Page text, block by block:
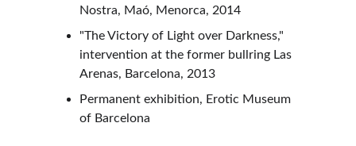
Nostra, Maó, Menorca, 2014
"The Victory of Light over Darkness,"
intervention at the former bullring Las
Arenas, Barcelona, 2013
Permanent exhibition, Erotic Museum
of Barcelona